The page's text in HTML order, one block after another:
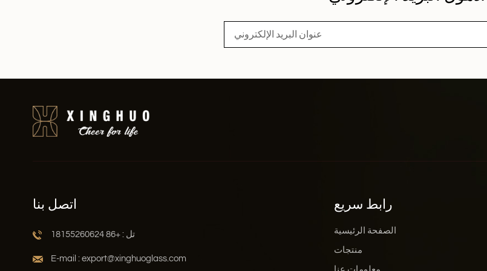
اتصل بنا
تل : +86 18155260624
E-mail : export@xinghuoglass.com
رابط سريع
الصفحة الرئيسية
منتجات